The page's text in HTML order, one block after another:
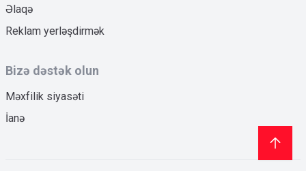
Əlaqə
Reklam yerləşdirmək
Bizə dəstək olun
Məxfilik siyasəti
İanə